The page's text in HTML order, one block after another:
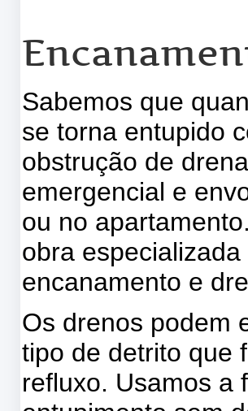
Sabemos que
se torna entupido
obstrução de
emergencial e
ou no
obra
encanamento e
Os drenos podem
tipo de detrito que
refluxo. Usamos a